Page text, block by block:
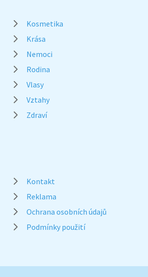
Kosmetika
Krása
Nemoci
Rodina
Vlasy
Vztahy
Zdraví
Kontakt
Reklama
Ochrana osobních údajů
Podmínky použití